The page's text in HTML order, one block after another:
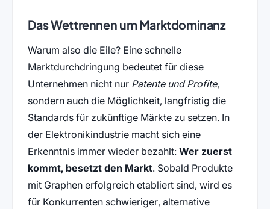
Das Wettrennen um Marktdominanz
Warum also die Eile? Eine schnelle
Marktdurchdringung bedeutet für diese
Unternehmen nicht nur Patente und Profite,
sondern auch die Möglichkeit, langfristig die
Standards für zukünftige Märkte zu setzen. In
der Elektronikindustrie macht sich eine
Erkenntnis immer wieder bezahlt: Wer zuerst
kommt, besetzt den Markt. Sobald Produkte
mit Graphen erfolgreich etabliert sind, wird es
für Konkurrenten schwieriger, alternative